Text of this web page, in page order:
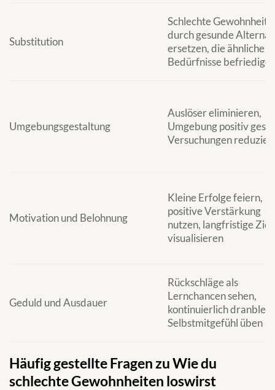
Substitution
Schlechte
durch gesunde
ersetzen, die ähnliche
Bedürfnisse
Umgebungsgestaltung
Auslöser eliminieren,
Umgebung positiv
Versuchungen
Motivation und Belohnung
Kleine Erfolge feiern,
positive Verstärkung
nutzen, langfristige
visualisieren
Geduld und Ausdauer
Rückschläge als
Lernchancen sehen,
kontinuierlich
Selbstmitgefühl üben
Häufig gestellte Fragen zu Wie du
schlechte Gewohnheiten loswirst